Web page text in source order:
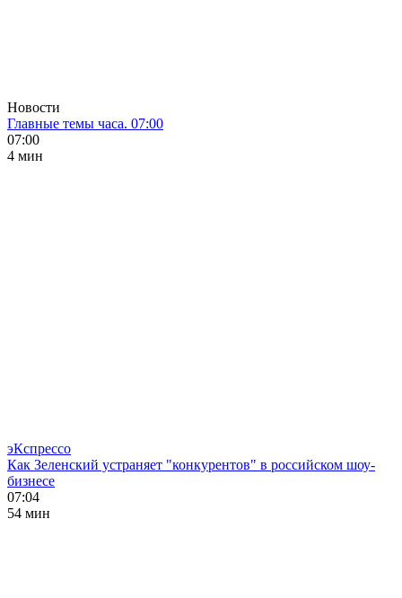
Новости
Главные темы часа. 07:00
07:00
4 мин
эКспрессо
Как Зеленский устраняет "конкурентов" в российском шоу-
бизнесе
07:04
54 мин